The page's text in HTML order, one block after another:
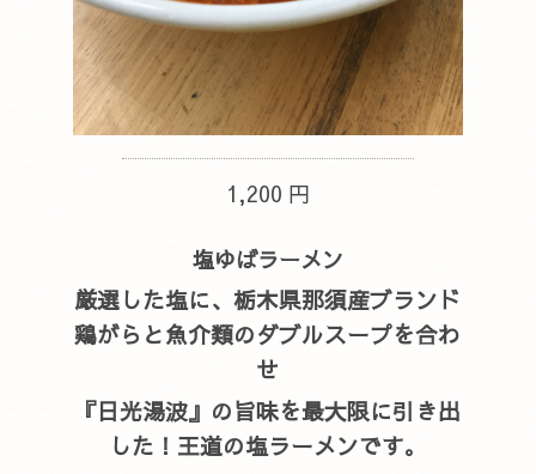
1,200 円
塩ゆばラーメン
厳選した塩に、栃木県那須産ブランド
鶏がらと魚介類のダブルスープを合わ
せ
『日光湯波』の旨味を最大限に引き出
した！王道の塩ラーメンです。